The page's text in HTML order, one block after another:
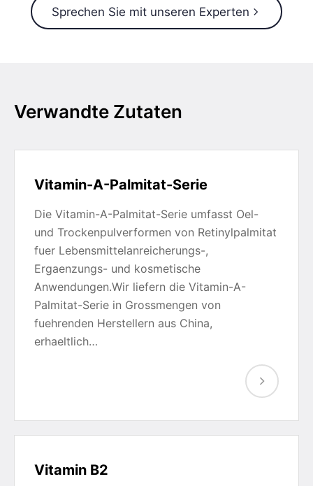
Sprechen Sie mit unseren Experten
Verwandte Zutaten
Vitamin-A-Palmitat-Serie
Die Vitamin-A-Palmitat-Serie umfasst Oel-
und Trockenpulverformen von Retinylpalmitat
fuer Lebensmittelanreicherungs-,
Ergaenzungs- und kosmetische
Anwendungen.Wir liefern die Vitamin-A-
Palmitat-Serie in Grossmengen von
fuehrenden Herstellern aus China,
erhaeltlich…
Vitamin B2